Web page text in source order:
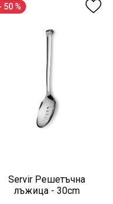
50 %
Servir Решетъчна
лъжица - 30cm